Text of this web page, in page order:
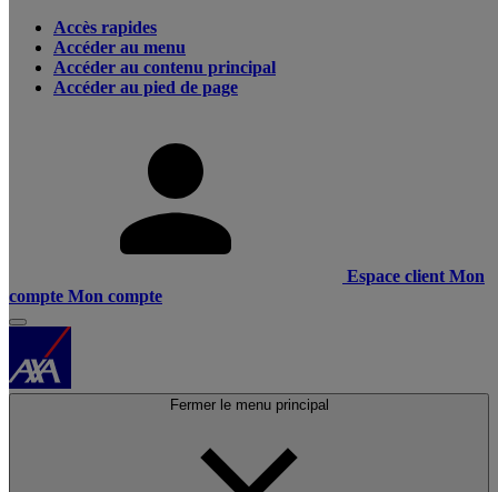
Accès rapides
Accéder au menu
Accéder au contenu principal
Accéder au pied de page
Espace client Mon
compte Mon compte
Fermer le menu principal